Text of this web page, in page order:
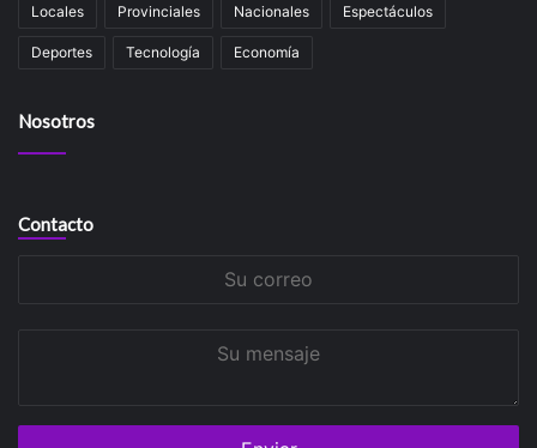
Locales Provinciales Nacionales Espectáculos
Deportes Tecnología Economía
Nosotros
Contacto